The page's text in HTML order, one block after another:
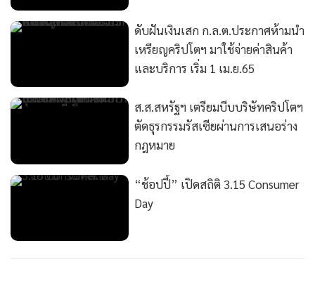
ดับฝันเงินเสก ก.ล.ต.ประกาศห้ามนำ
เหรียญคริปโตฯ มาใช้จ่ายค่าสินค้า
และบริการ เริ่ม 1 เม.ย.65
ส.ส.สหรัฐฯ เตรียมบีบบริษัทคริปโตฯ
ตัดธุรกรรมรัสเซียผ่านการเสนอร่าง
กฎหมาย
“ช้อปปี้” เปิดสถิติ 3.15 Consumer
Day